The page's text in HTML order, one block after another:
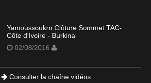
Yamoussoukro Clôture Sommet TAC-
Côte d'Ivoire - Burkina
02/08/2016
Consulter la chaîne vidéos